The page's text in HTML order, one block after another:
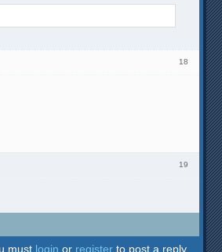
18
19
must login or register to post a reply